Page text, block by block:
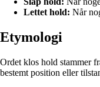
Lettet hold: Når
Etymologi
Ordet klos hold stammer
bestemt position eller